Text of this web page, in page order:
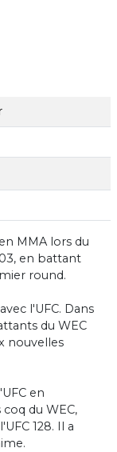
MMA lors du
en battant
round.
l'UFC. Dans
du WEC
nouvelles
en
du WEC,
128. Il a